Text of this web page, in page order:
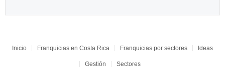
Inicio Franquicias en Costa Rica Franquicias por sectores Ideas
Gestión Sectores